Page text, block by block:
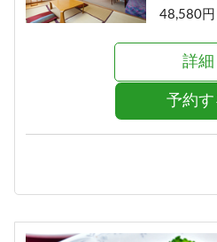
48,580
詳細
予約す